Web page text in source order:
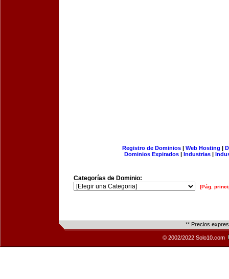
Registro de Dominios| Web Hosting |
Dominios Expirados | Industrias |
Categorías de Dominio:
[Pág.
** Precios
© 2002/2022 Solo10.com